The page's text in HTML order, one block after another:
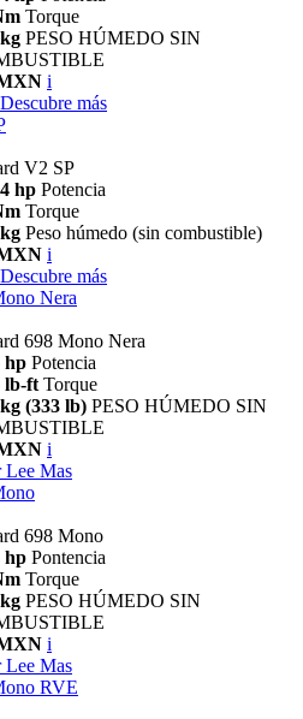
Torque
PESO HÚMEDO SIN
i
Descubre más
V2 SP
hp Potencia
Torque
Peso húmedo (sin combustible)
i
Descubre más
Nera
698 Mono Nera
hp Potencia
lb-ft Torque
(333 lb) PESO HÚMEDO SIN
i
Lee Mas
698 Mono
hp Pontencia
Torque
PESO HÚMEDO SIN
i
Lee Mas
RVE